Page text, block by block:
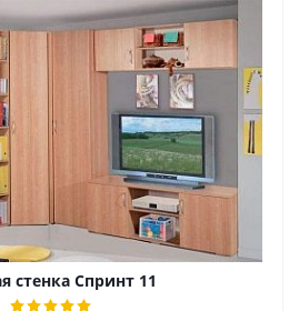
стенка Спринт 11